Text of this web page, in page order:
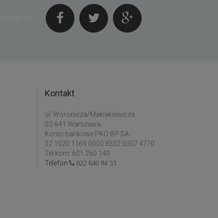
Kontakt
ul. Woronicza/Maklakiewicza
02-641 Warszawa
Konto bankowe PKO BP SA :
52 1020 1169 0000 8502 0307 4770
Tel kom: 601 260 140
Telefon
022 646 94 33